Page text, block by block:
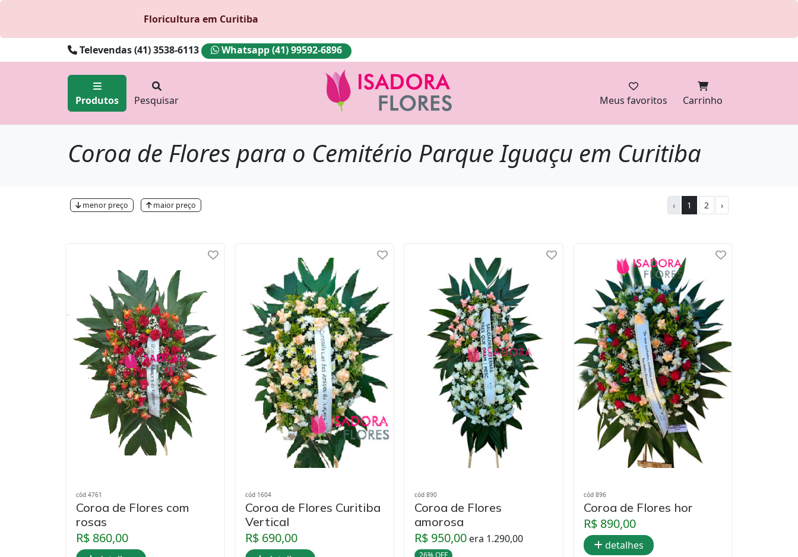
Floricultura em Curitiba
Televendas (41) 3538-6113 Whatsapp (41) 99592-6896
Produtos Pesquisar Meus favoritos Carrinho
Coroa de Flores para o Cemitério Parque Iguaçu em Curitiba
menor preço maior preço ‹ 1 2 ›
cód 4761
Coroa de Flores com
rosas
R$ 860,00
cód 1604
Coroa de Flores Curitiba
Vertical
R$ 690,00
cód 890
Coroa de Flores
amorosa
R$ 950,00 era 1.290,00
26% OFF
cód 896
Coroa de Flores hor
R$ 890,00
detalhes